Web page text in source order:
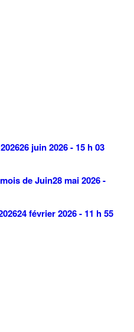
26 juin 2026 - 15 h 03
de Juin28 mai 2026 -
24 février 2026 - 11 h 55